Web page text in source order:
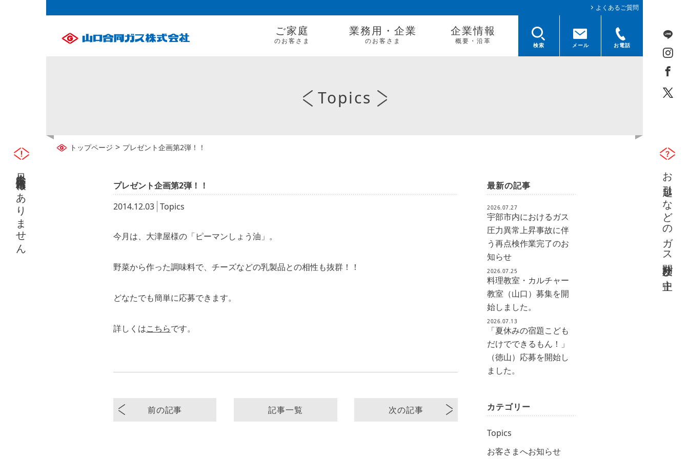
よくあるご質問
ご家庭
のお客さま
業務用・企業
のお客さま
企業情報
概要・沿革 検索 メール お電話
お引越しなどのガス開栓及び中止
只今災害緊急情報はありません
Topics
トップページ > プレゼント企画第2弾！！
プレゼント企画第2弾！！
2014.12.03 Topics
今月は、大津屋様の「ピーマンしょう油」。
野菜から作った調味料で、チーズなどの乳製品との相性も抜群！！
どなたでも簡単に応募できます。
詳しくはこちらです。
前の記事 記事一覧 次の記事
最新の記事
2026.07.27
宇部市内におけるガス
圧力異常上昇事故に伴
う再点検作業完了のお
知らせ
2026.07.25
料理教室・カルチャー
教室（山口）募集を開
始しました。
2026.07.13
「夏休みの宿題こども
だけでできるもん！」
（徳山）応募を開始し
ました。
カテゴリー
Topics
お客さまへお知らせ